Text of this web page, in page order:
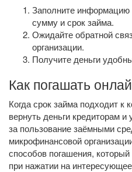
Заполните
сумму и срок займа.
Ожидайте обратной
организации.
Получите деньги
Как погашать
Когда срок займа подходит
вернуть деньги кредиторам и
за пользование заёмными
микрофинансовой
способов погашения,
при нажатии на